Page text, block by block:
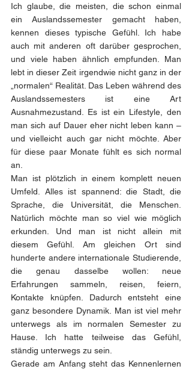
Ich glaube, die meisten, die schon einmal
ein Auslandssemester gemacht haben,
kennen dieses typische Gefühl. Ich habe
auch mit anderen oft darüber gesprochen,
und viele haben ähnlich empfunden. Man
lebt in dieser Zeit irgendwie nicht ganz in der
„normalen“ Realität. Das Leben während des
Auslandssemesters ist eine Art
Ausnahmezustand. Es ist ein Lifestyle, den
man sich auf Dauer eher nicht leben kann –
und vielleicht auch gar nicht möchte. Aber
für diese paar Monate fühlt es sich normal
an.
Man ist plötzlich in einem komplett neuen
Umfeld. Alles ist spannend: die Stadt, die
Sprache, die Universität, die Menschen.
Natürlich möchte man so viel wie möglich
erkunden. Und man ist nicht allein mit
diesem Gefühl. Am gleichen Ort sind
hunderte andere internationale Studierende,
die genau dasselbe wollen: neue
Erfahrungen sammeln, reisen, feiern,
Kontakte knüpfen. Dadurch entsteht eine
ganz besondere Dynamik. Man ist viel mehr
unterwegs als im normalen Semester zu
Hause. Ich hatte teilweise das Gefühl,
ständig unterwegs zu sein.
Gerade am Anfang steht das Kennenlernen